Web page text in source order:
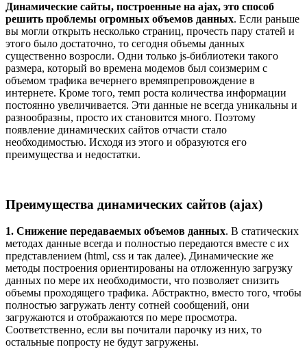
Динамические сайты, построенные на ajax, это способ
решить проблемы огромных объемов данных. Если раньше
вы могли открыть несколько страниц, прочесть пару статей и
этого было достаточно, то сегодня объемы данных
существенно возросли. Одни только js-библиотеки такого
размера, который во времена модемов был соизмерим с
объемом трафика вечернего времяпрепровождение в
интернете. Кроме того, темп роста количества информации
постоянно увеличивается. Эти данные не всегда уникальны и
разнообразны, просто их становится много. Поэтому
появление динамических сайтов отчасти стало
необходимостью. Исходя из этого и образуются его
преимущества и недостатки.
Преимущества динамических сайтов (ajax)
1. Снижение передаваемых объемов данных. В статических
методах данные всегда и полностью передаются вместе с их
представлением (html, css и так далее). Динамические же
методы построения ориентированы на отложенную загрузку
данных по мере их необходимости, что позволяет снизить
объемы проходящего трафика. Абстрактно, вместо того, чтобы
полностью загружать ленту сотней сообщений, они
загружаются и отображаются по мере просмотра.
Соответственно, если вы почитали парочку из них, то
остальные попросту не будут загружены.